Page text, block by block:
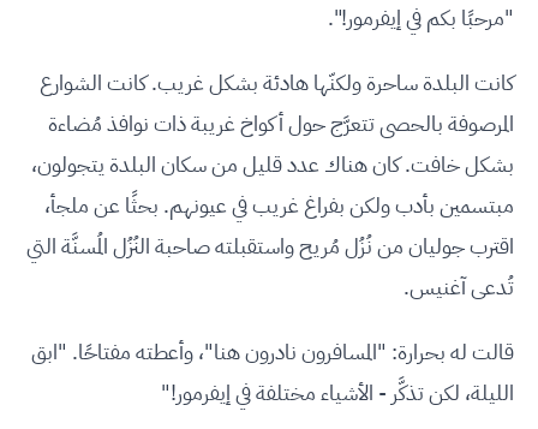
"مرحبًا بكم في إيفرمور!".
كانت البلدة ساحرة ولكنّها هادئة بشكل غريب. كانت الشوارع
المرصوفة بالحصى تتعرَّج حول أكواخ غريبة ذات نوافذ مُضاءة
بشكل خافت. كان هناك عدد قليل من سكان البلدة يتجولون،
مبتسمين بأدب ولكن بفراغ غريب في عيونهم. بحثًا عن ملجأ،
اقترب جوليان من نُزُل مُريح واستقبلته صاحبة النُزُل المُسنَّة التي
تُدعى آغنيس.
قالت له بحرارة: "المسافرون نادرون هنا"، وأعطته مفتاحًا. "ابق
الليلة، لكن تذكَّر - الأشياء مختلفة في إيفرمور!"